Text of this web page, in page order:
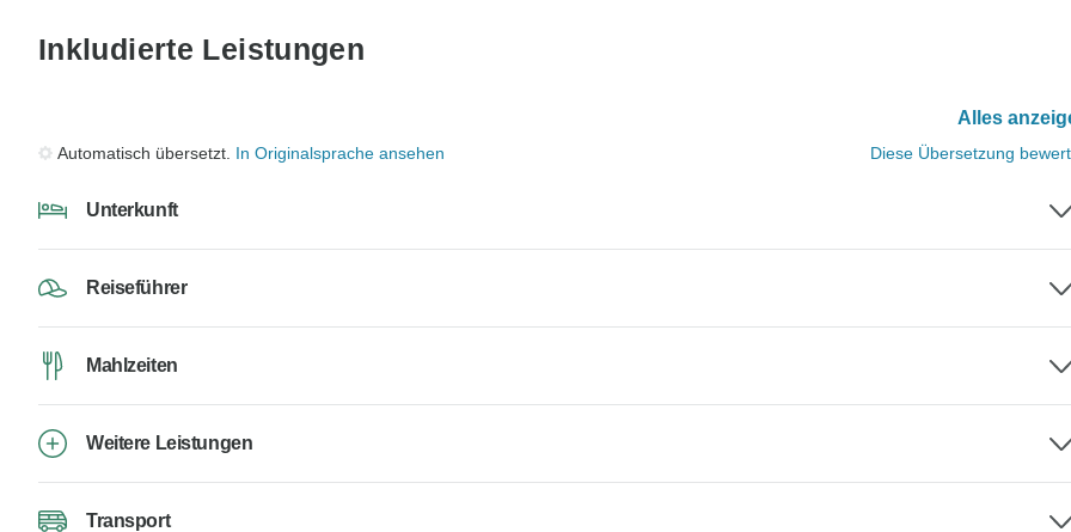
Inkludierte Leistungen
Alles
Automatisch übersetzt. In Originalsprache ansehen Diese Übersetzung
Unterkunft
Reiseführer
Mahlzeiten
Weitere Leistungen
Transport